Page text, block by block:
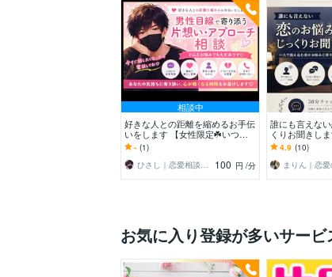
相談中
好きな人との距離を縮めるお手伝
いをします 【女性限定☘️いつで
も気軽に話してね♪】
- (1)
ひさし｜恋愛相談・話し相手
100 円 /分
誰にも言えな
くりお聞きし
む恋のお悩みに
4.9 (10)
お気に入り登録が多いサービ